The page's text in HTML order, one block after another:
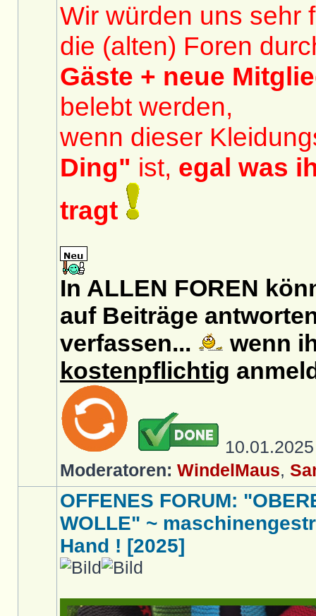
Wir würden uns sehr
die (alten) Foren
Gäste + neue
belebt werden,
wenn dieser
Ding" ist, egal was
tragt
In ALLEN FOREN
auf Beiträge
verfassen...
wenn
kostenpflichtig
Moderatoren: WindelMaus,
OFFENES FORUM:
WOLLE" ~
Hand ! [2025]